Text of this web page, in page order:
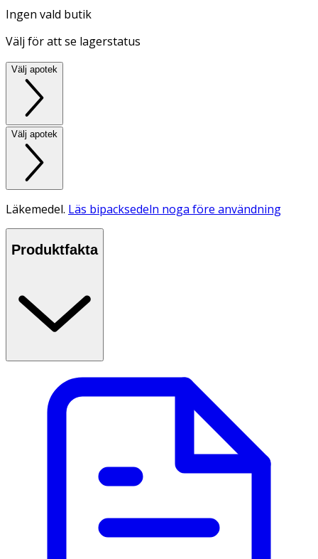
Ingen vald butik
Välj för att se lagerstatus
Välj apotek
Välj apotek
Läkemedel. Läs bipacksedeln noga före användning
Produktfakta